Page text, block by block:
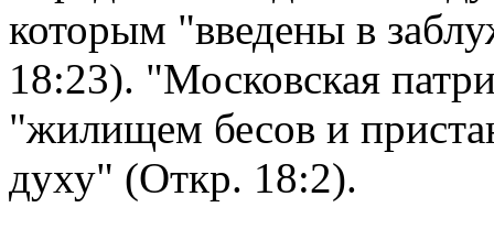
которым "введены в
18:23). "Московская
"жилищем бесов и
духу" (Откр. 18:2).